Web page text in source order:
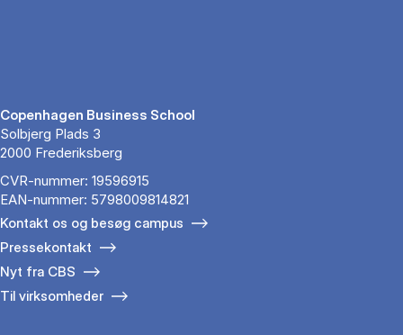
Copenhagen Business School
Solbjerg Plads 3
2000 Frederiksberg
CVR-nummer: 19596915
EAN-nummer: 5798009814821
Kontakt os og besøg campus
Pressekontakt
Nyt fra CBS
Til virksomheder